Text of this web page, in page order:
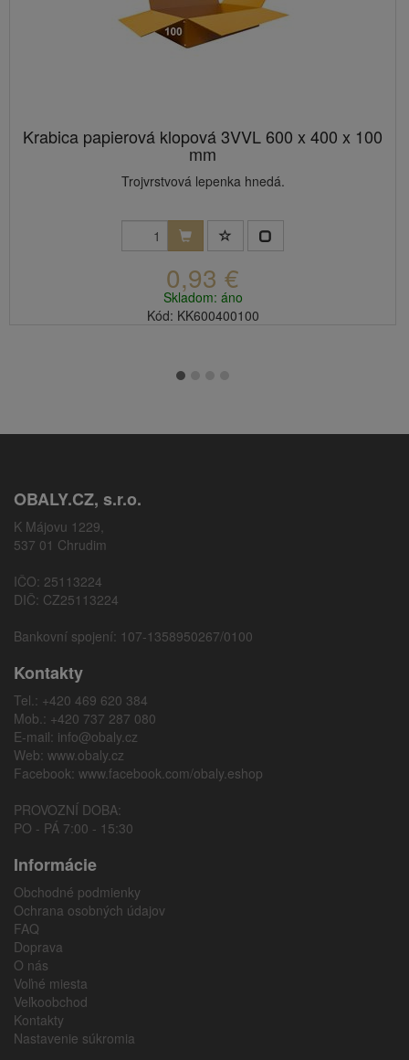
Krabica papierová klopová 3VVL 600 x 400 x 100
mm
Trojvrstvová lepenka hnedá.
0,93 €
Skladom: áno
Kód: KK600400100
OBALY.CZ, s.r.o.
K Májovu 1229,
537 01 Chrudim
IČO: 25113224
DIČ: CZ25113224
Bankovní spojení: 107-1358950267/0100
Kontakty
Tel.: +420 469 620 384
Mob.: +420 737 287 080
E-mail: info@obaly.cz
Web: www.obaly.cz
Facebook: www.facebook.com/obaly.eshop
PROVOZNÍ DOBA:
PO - PÁ 7:00 - 15:30
Informácie
Obchodné podmienky
Ochrana osobných údajov
FAQ
Doprava
O nás
Voľné miesta
Veľkoobchod
Kontakty
Nastavenie súkromia